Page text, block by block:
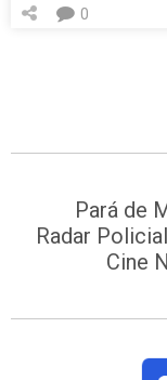
0
Pará de
Radar Policial
Cine